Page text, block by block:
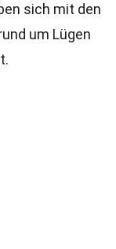
sich mit den
um Lügen